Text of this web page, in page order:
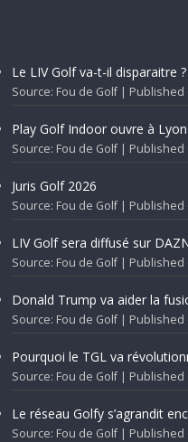
Le LIV Golf va-t-il disparaitre ?
Source: Fou de Golf Published
Play Golf Indoor ouvre à Lyon
Source: Fou de Golf Published
Juris Golf 2026
Source: Fou de Golf Published
LIV Golf sera diffusé sur
Source: Fou de Golf Published
Donald Trump va aider la
Source: Fou de Golf Published
Pourquoi le TGL va
Source: Fou de Golf Published
Le réseau Golfy s’agrandit
Source: Fou de Golf Published